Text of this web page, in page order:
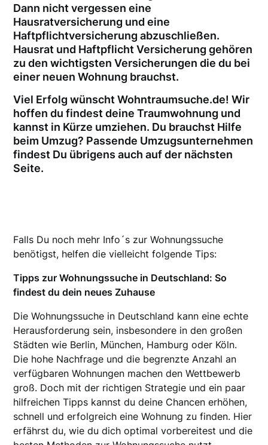
Dann nicht vergessen eine
Hausratversicherung und eine
Haftpflichtversicherung abzuschließen.
Hausrat und Haftpflicht Versicherung gehören
zu den wichtigsten Versicherungen die du bei
einer neuen Wohnung brauchst.
Viel Erfolg wünscht Wohntraumsuche.de! Wir
hoffen du findest deine Traumwohnung und
kannst in Kürze umziehen. Du brauchst Hilfe
beim Umzug? Passende Umzugsunternehmen
findest Du übrigens auch auf der nächsten
Seite.
Falls Du noch mehr Info´s zur Wohnungssuche
benötigst, helfen die vielleicht folgende Tips:
Tipps zur Wohnungssuche in Deutschland: So
findest du dein neues Zuhause
Die Wohnungssuche in Deutschland kann eine echte
Herausforderung sein, insbesondere in den großen
Städten wie Berlin, München, Hamburg oder Köln.
Die hohe Nachfrage und die begrenzte Anzahl an
verfügbaren Wohnungen machen den Wettbewerb
groß. Doch mit der richtigen Strategie und ein paar
hilfreichen Tipps kannst du deine Chancen erhöhen,
schnell und erfolgreich eine Wohnung zu finden. Hier
erfährst du, wie du dich optimal vorbereitest und die